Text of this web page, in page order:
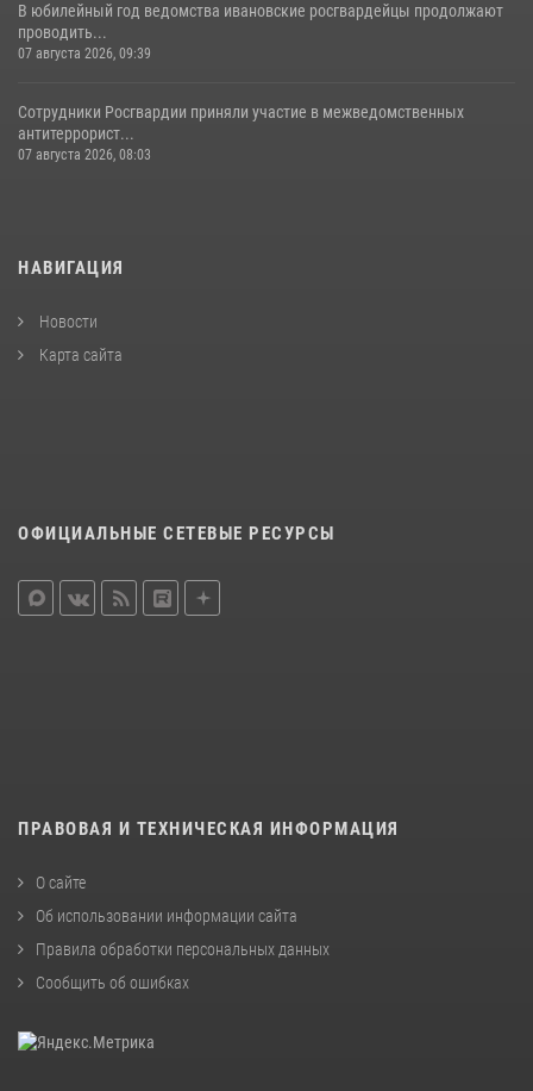
В юбилейный год ведомства ивановские росгвардейцы продолжают
проводить...
07 августа 2026, 09:39
Сотрудники Росгвардии приняли участие в межведомственных
антитеррорист...
07 августа 2026, 08:03
НАВИГАЦИЯ
Новости
Карта сайта
ОФИЦИАЛЬНЫЕ СЕТЕВЫЕ РЕСУРСЫ
ПРАВОВАЯ И ТЕХНИЧЕСКАЯ ИНФОРМАЦИЯ
О сайте
Об использовании информации сайта
Правила обработки персональных данных
Сообщить об ошибках